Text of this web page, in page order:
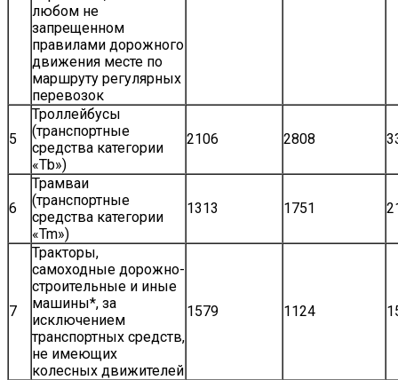
любом не
запрещенном
правилами дорожного
движения месте по
маршруту регулярных
перевозок
5
Троллейбусы
(транспортные
средства категории
«Tb»)
2106 2808
6
Трамваи
(транспортные
средства категории
«Tm»)
1313 1751
7
Тракторы,
самоходные дорожно-
строительные и иные
машины*, за
исключением
транспортных средств,
не имеющих
колесных движителей
1579 1124